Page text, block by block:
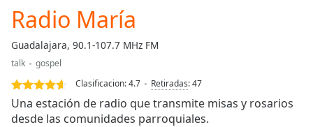
Current
Time0:00
Duration-:-
Loaded:
0.00%
Stream
TypeLIVE
Radio María
Guadalajara, 90.1-107.7 MHz FM
talk
gospel
Clasificacion:4.7 Retiradas:47
Una estación de radio que transmite misas y rosarios
desde las comunidades parroquiales.